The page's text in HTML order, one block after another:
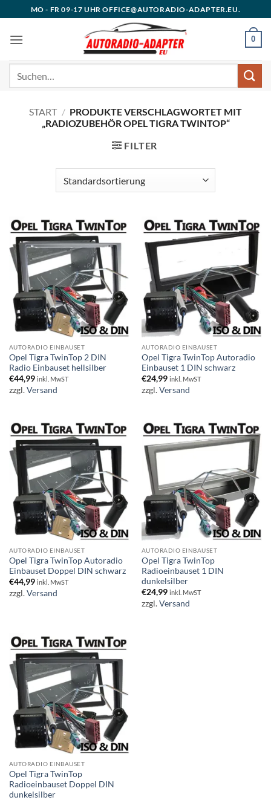
Inhalt
springen
MO - FR 09-17 UHR OFFICE@AUTORADIO-ADAPTER.EU.
0
START / PRODUKTE VERSCHLAGWORTET MIT
„RADIOZUBEHÖR OPEL TIGRA TWINTOP“
FILTER
AUTORADIO EINBAUSET
Opel Tigra TwinTop 2 DIN
Radio Einbauset hellsilber
€44,99 inkl. MwST
zzgl.Versand
AUTORADIO EINBAUSET
Opel Tigra TwinTop Autoradio
Einbauset 1 DIN schwarz
€24,99 inkl. MwST
zzgl.Versand
AUTORADIO EINBAUSET
Opel Tigra TwinTop Autoradio
Einbauset Doppel DIN schwarz
€44,99 inkl. MwST
zzgl.Versand
AUTORADIO EINBAUSET
Opel Tigra TwinTop
Radioeinbauset 1 DIN
dunkelsilber
€24,99 inkl. MwST
zzgl.Versand
AUTORADIO EINBAUSET
Opel Tigra TwinTop
Radioeinbauset Doppel DIN
dunkelsilber